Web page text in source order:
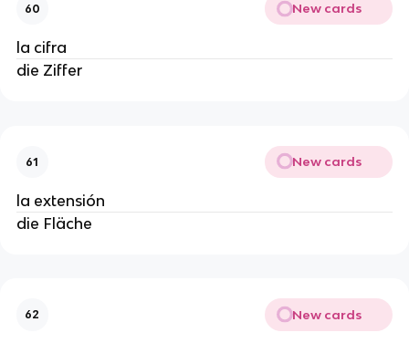
60 New cards
la cifra
die Ziffer
61 New cards
la extensión
die Fläche
62 New cards